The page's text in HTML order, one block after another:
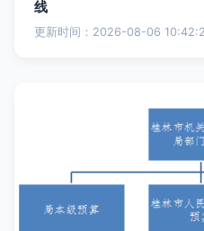
线
更新时间：2026-08-06